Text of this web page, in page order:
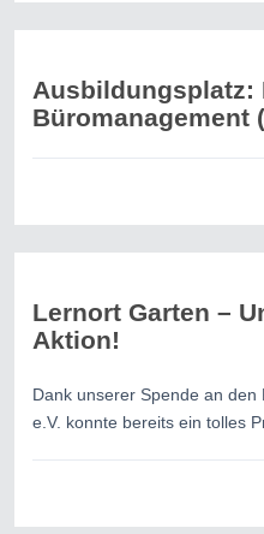
Ausbildungsplatz:
Büromanagement
Lernort Garten –
Aktion!
Dank unserer Spende an
e.V. konnte bereits ein tolles